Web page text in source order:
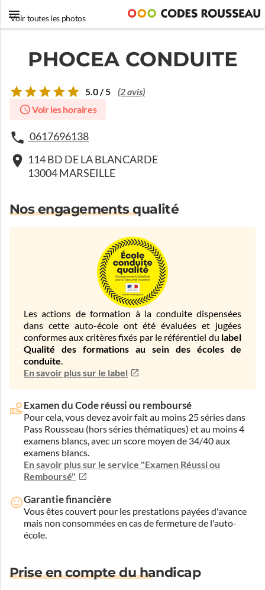
Voir toutes les photos
PHOCEA CONDUITE
5.0 / 5 (2 avis)
Voir les horaires
0617696138
114 BD DE LA BLANCARDE
13004 MARSEILLE
Nos engagements qualité
Les actions de formation à la conduite dispensées
dans cette auto-école ont été évaluées et jugées
conformes aux critères fixés par le référentiel du label
Qualité des formations au sein des écoles de
conduite.
En savoir plus sur le label
Examen du Code réussi ou remboursé
Pour cela, vous devez avoir fait au moins 25 séries dans
Pass Rousseau (hors séries thématiques) et au moins 4
examens blancs, avec un score moyen de 34/40 aux
examens blancs.
En savoir plus sur le service "Examen Réussi ou
Remboursé"
Garantie financière
Vous êtes couvert pour les prestations payées d'avance
mais non consommées en cas de fermeture de l'auto-
école.
Prise en compte du handicap